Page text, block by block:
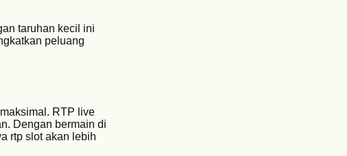
taruhan kecil ini
peluang
RTP live
Dengan bermain di
rtp slot akan lebih